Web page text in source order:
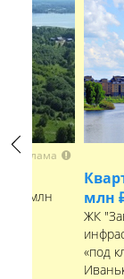
Previous
Реклама
0,9 млн
млн
ЖК
«под